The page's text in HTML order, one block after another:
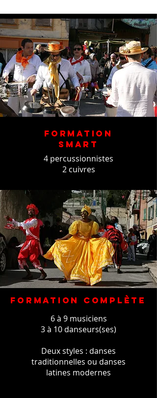
Formation
smart
4 percussionnistes
2 cuivres
Formation complète
6 à 9 musiciens
3 à 10 danseurs(ses)
Deux styles : danses
traditionnelles ou danses
latines modernes